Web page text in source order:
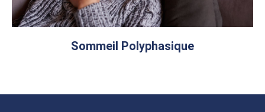
Sommeil Polyphasique